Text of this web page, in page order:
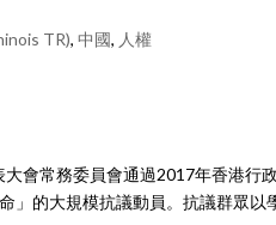
TR), 中國, 人權
會常務委員會通過2017年香港行
」的大規模抗議動員。抗議群眾以